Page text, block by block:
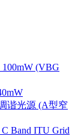
(VBG
谐光源 (A型窄
Band ITU Grid